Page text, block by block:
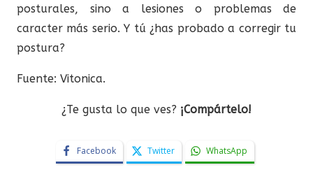
posturales, sino a lesiones o problemas de
caracter más serio. Y tú ¿has probado a corregir tu
postura?
Fuente: Vitonica.
¿Te gusta lo que ves? ¡Compártelo!
Facebook Twitter WhatsApp